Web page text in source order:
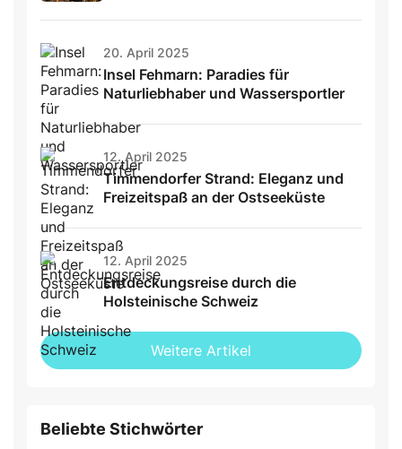
20. April 2025
Insel Fehmarn: Paradies für
Naturliebhaber und Wassersportler
12. April 2025
Timmendorfer Strand: Eleganz und
Freizeitspaß an der Ostseeküste
12. April 2025
Entdeckungsreise durch die
Holsteinische Schweiz
Weitere Artikel
Beliebte Stichwörter